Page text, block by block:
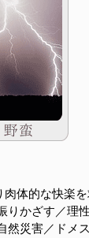
肉体的な快楽
りかざす／理
然災害／ドメ